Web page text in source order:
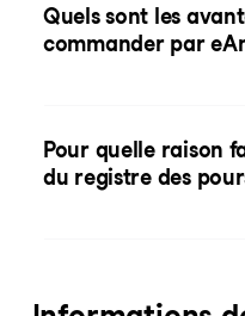
Quels sont les
commander par
Pour quelle raison
du registre des